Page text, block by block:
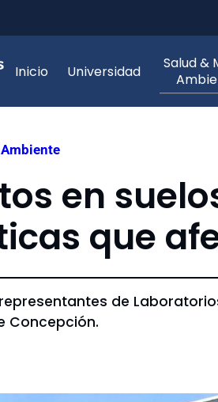
Inicio Universidad
Salud &
en
que
de
Concepción.